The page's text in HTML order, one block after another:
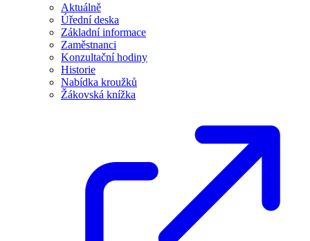
Aktuálně
Úřední deska
Základní informace
Zaměstnanci
Konzultační hodiny
Historie
Nabídka kroužků
Žákovská knížka